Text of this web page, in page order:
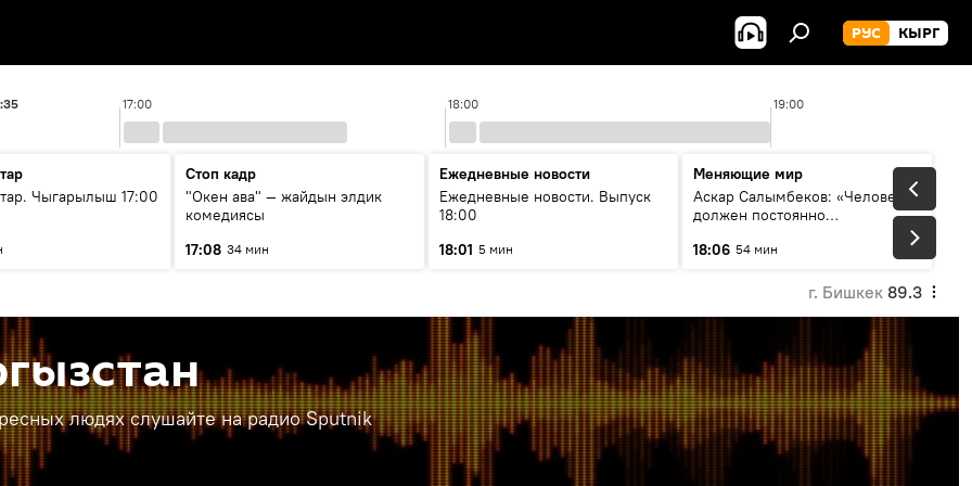
РУС КЫРГ
17:00 18:00 19:00
Чыгарылыш 17:00
Стоп кадр
"Окен ава" — жайдын элдик
комедиясы
17:08 34 мин
Ежедневные новости
Ежедневные новости. Выпуск
18:00
18:01 5 мин
Меняющие мир
Аскар Салымбеков: «Человек
должен постоянно
18:06 54 мин
г. Бишкек 89.3
людях слушайте на радио Sputnik